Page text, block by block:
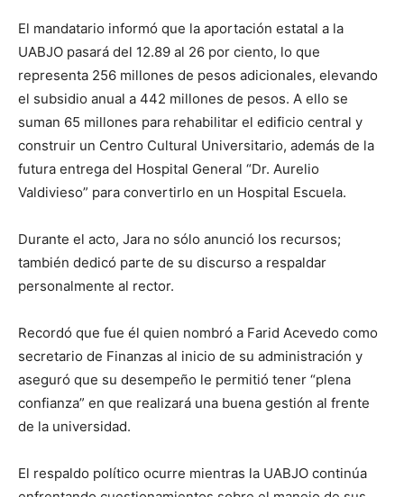
El mandatario informó que la aportación estatal a la
UABJO pasará del 12.89 al 26 por ciento, lo que
representa 256 millones de pesos adicionales, elevando
el subsidio anual a 442 millones de pesos. A ello se
suman 65 millones para rehabilitar el edificio central y
construir un Centro Cultural Universitario, además de la
futura entrega del Hospital General “Dr. Aurelio
Valdivieso” para convertirlo en un Hospital Escuela.
Durante el acto, Jara no sólo anunció los recursos;
también dedicó parte de su discurso a respaldar
personalmente al rector.
Recordó que fue él quien nombró a Farid Acevedo como
secretario de Finanzas al inicio de su administración y
aseguró que su desempeño le permitió tener “plena
confianza” en que realizará una buena gestión al frente
de la universidad.
El respaldo político ocurre mientras la UABJO continúa